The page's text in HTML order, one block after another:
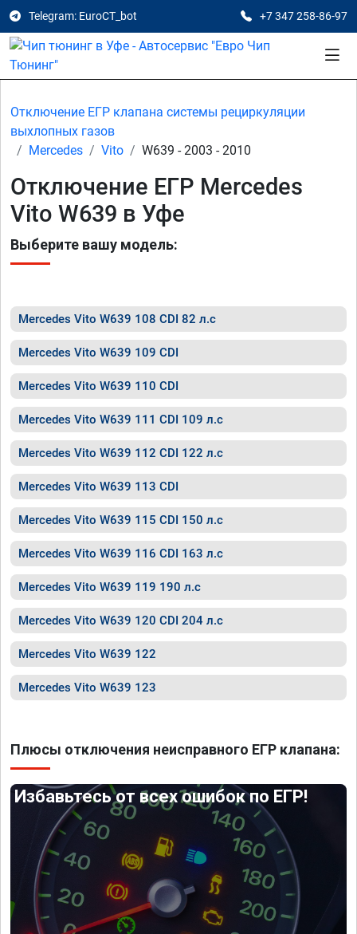
Telegram: EuroCT_bot +7 347 258-86-97
Отключение ЕГР клапана системы рециркуляции
выхлопных газов
Mercedes
Vito W639 - 2003 - 2010
Отключение ЕГР Mercedes
Vito W639 в Уфе
Выберите вашу модель:
Mercedes Vito W639 108 CDI 82 л.с
Mercedes Vito W639 109 CDI
Mercedes Vito W639 110 CDI
Mercedes Vito W639 111 CDI 109 л.с
Mercedes Vito W639 112 CDI 122 л.с
Mercedes Vito W639 113 CDI
Mercedes Vito W639 115 CDI 150 л.с
Mercedes Vito W639 116 CDI 163 л.с
Mercedes Vito W639 119 190 л.с
Mercedes Vito W639 120 CDI 204 л.с
Mercedes Vito W639 122
Mercedes Vito W639 123
Плюсы отключения неисправного ЕГР клапана:
Избавьтесь от всех ошибок по ЕГР!